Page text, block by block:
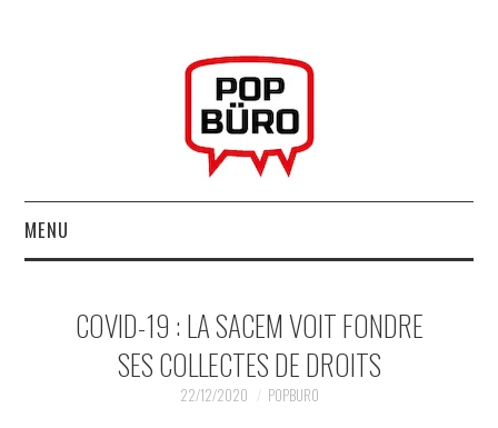
MENU
MUSIQUESACTUELLES.NET
GABBA GABBA HEY !
COVID-19 : LA SACEM VOIT FONDRE
SES COLLECTES DE DROITS
22/12/2020 POPBURO